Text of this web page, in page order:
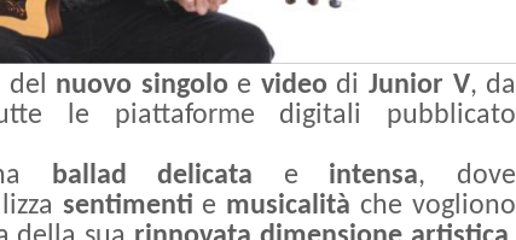
nuovo singolo e video di Junior V, da
le piattaforme digitali pubblicato
ballad delicata e intensa, dove
sentimenti e musicalità che vogliono